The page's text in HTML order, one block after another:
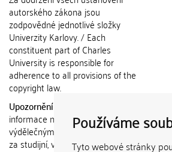
Používáme
Tyto webové stránky
autorského zákona jsou
zodpovědné jednotlivé složky
Univerzity Karlovy. / Each
constituent part of Charles
University is responsible for
adherence to all provisions of the
copyright law.
Upozornění / Notice:
informace nemohou být použity k
výdělečným účelům nebo vydávány
za studijní, vědeckou nebo jinou